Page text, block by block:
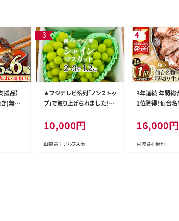
援品】
(無頭)
国産
島 ふ
アお
★フジテレビ系列「ノンストッ
プ」で取り上げられました！★
アルプス市産シャインマスカ
ット1.2kg以上（2～3房） ク
ール便発送 ALPAG007
10,000円
山梨県南アルプス市
3年連続 年間総
1位獲得！仙台
P) 牛たん スライ
タン タン塩 希
タン元 塩ダレ タ
16,000円
宮城県利府町